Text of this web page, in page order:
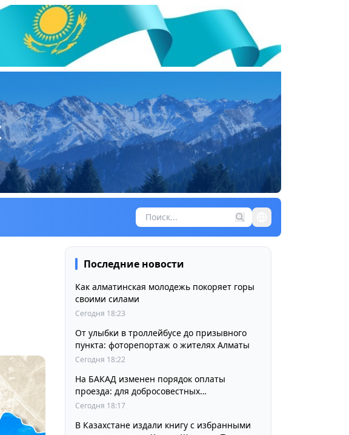
Последние новости
Как алматинская молодежь покоряет горы
своими силами
Сегодня 18:23
От улыбки в троллейбусе до призывного
пункта: фоторепортаж о жителях Алматы
Сегодня 18:22
На БАКАД изменен порядок оплаты
проезда: для добросовестных
пользователей стоимость остается
Сегодня 18:17
В Казахстане издали книгу с избранными